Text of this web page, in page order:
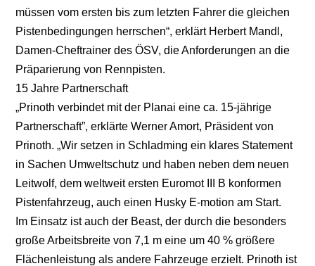
müssen vom ersten bis zum letzten Fahrer die gleichen
Pistenbedingungen herrschen“, erklärt Herbert Mandl,
Damen-Cheftrainer des ÖSV, die Anforderungen an die
Präparierung von Rennpisten.
15 Jahre Partnerschaft
„Prinoth verbindet mit der Planai eine ca. 15-jährige
Partnerschaft”, erklärte Werner Amort, Präsident von
Prinoth. „Wir setzen in Schladming ein klares Statement
in Sachen Umweltschutz und haben neben dem neuen
Leitwolf, dem weltweit ersten Euromot III B konformen
Pistenfahrzeug, auch einen Husky E-motion am Start.
Im Einsatz ist auch der Beast, der durch die besonders
große Arbeitsbreite von 7,1 m eine um 40 % größere
Flächenleistung als andere Fahrzeuge erzielt. Prinoth ist